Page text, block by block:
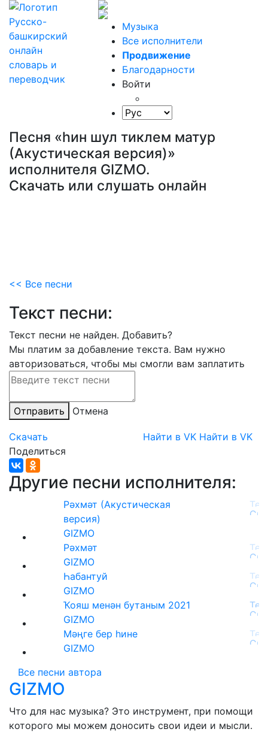
Музыка
Все исполнители
Продвижение
Благодарности
Войти
Песня «hин шул тиклем матур
(Акустическая версия)»
исполнителя GIZMO.
Скачать или слушать онлайн
<< Все песни
Текст песни:
Текст песни не найден. Добавить?
Мы платим за добавление текста. Вам нужно
авторизоваться, чтобы мы смогли вам заплатить
Отправить Отмена
Скачать Найти в VK Найти в VK
Поделиться
Другие песни исполнителя:
Рәхмәт (Акустическая
версия)
GIZMO
Рәхмәт
GIZMO
Һабантуй
GIZMO
Ҡояш менән бутаным 2021
GIZMO
Мәңге бер һине
GIZMO
Все песни автора
GIZMO
Что для нас музыка? Это инструмент, при помощи
которого мы можем доносить свои идеи и мысли.